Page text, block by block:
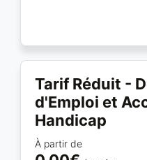
Tarif Réduit -
d'Emploi et
Handicap
À partir de